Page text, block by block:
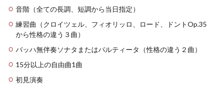
音階（全ての長調、短調から当日指定）
練習曲（クロイツェル、フィオリッロ、ロード、ドントOp.35
から性格の違う３曲）
バッハ無伴奏ソナタまたはパルティータ（性格の違う２曲）
15分以上の自由曲1曲
初見演奏